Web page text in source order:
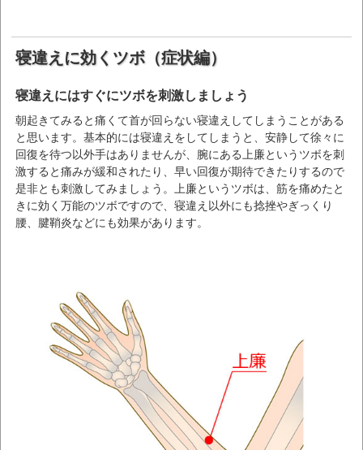
寝違えに効くツボ（症状編）
寝違えにはすぐにツボを刺激しましょう
朝起きてみると痛くて首が回らない寝違えしてしまうことがある
と思います。基本的には寝違えをしてしまうと、安静して徐々に
回復を待つ以外手はありませんが、腕にある上廉というツボを刺
激すると痛みが緩和されたり、早い回復が期待できたりするので
是非とも刺激してみましょう。上廉というツボは、筋を痛めたと
きに効く万能のツボですので、寝違え以外にも捻挫やぎっくり
腰、腱鞘炎などにも効果があります。